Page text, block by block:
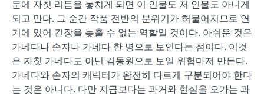
문에 자칫 리듬을 놓치게 되면 이 인물도 저 인물도 아니게
되고 만다. 그 순간 작품 전반의 분위기가 허물어지므로 연
기에 있어 긴장을 늦출 수 없는 역할일 것이다. 아쉬운 것은
가네다나 손자나 가네다 한 명으로 보인다는 점이다. 이것
은 자칫 가네다도 아닌 김동원으로 보일 위험마저 만든다.
가네다와 손자의 캐릭터가 완전히 다르게 구분되어야 한다
는 것은 아니다. 다만 지금보다는 과거와 현실을 오가는 과